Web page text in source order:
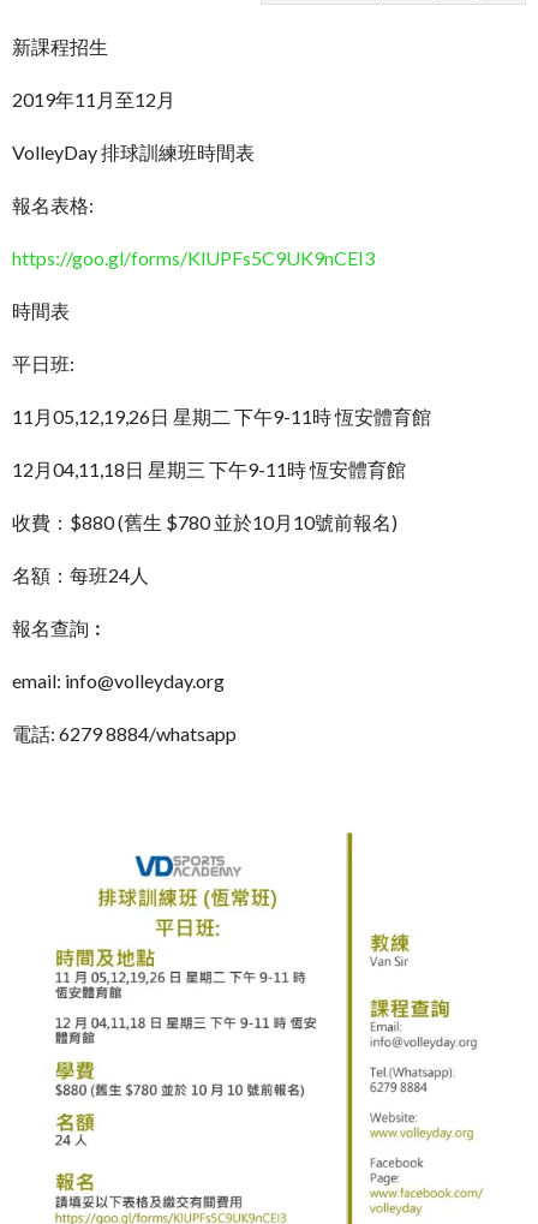
新課程招生
2019年11月至12月
VolleyDay 排球訓練班時間表
報名表格:
https://goo.gl/forms/KlUPFs5C9UK9nCEI3
時間表
平日班:
11月05,12,19,26日 星期二 下午9-11時 恆安體育館
12月04,11,18日 星期三 下午9-11時 恆安體育館
收費：$880 (舊生 $780 並於10月10號前報名)
名額：每班24人
報名查詢︰
email: info@volleyday.org
電話: 6279 8884/whatsapp